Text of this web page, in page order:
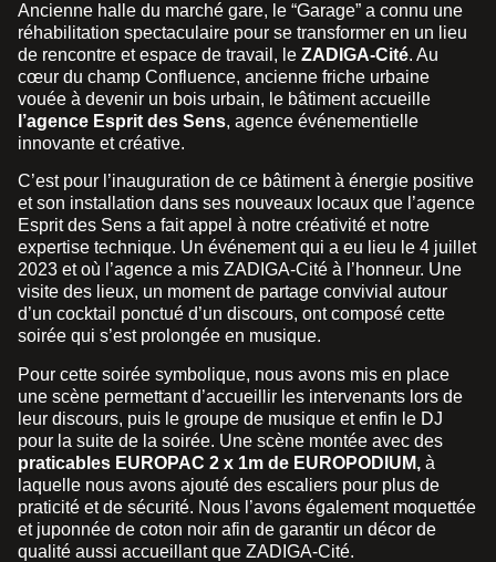
Ancienne halle du marché gare, le “Garage” a connu une
réhabilitation spectaculaire pour se transformer en un lieu
de rencontre et espace de travail, le ZADIGA-Cité. Au
cœur du champ Confluence, ancienne friche urbaine
vouée à devenir un bois urbain, le bâtiment accueille
l’agence Esprit des Sens, agence événementielle
innovante et créative.
C’est pour l’inauguration de ce bâtiment à énergie positive
et son installation dans ses nouveaux locaux que l’agence
Esprit des Sens a fait appel à notre créativité et notre
expertise technique. Un événement qui a eu lieu le 4 juillet
2023 et où l’agence a mis ZADIGA-Cité à l’honneur. Une
visite des lieux, un moment de partage convivial autour
d’un cocktail ponctué d’un discours, ont composé cette
soirée qui s’est prolongée en musique.
Pour cette soirée symbolique, nous avons mis en place
une scène permettant d’accueillir les intervenants lors de
leur discours, puis le groupe de musique et enfin le DJ
pour la suite de la soirée. Une scène montée avec des
praticables EUROPAC 2 x 1m de EUROPODIUM, à
laquelle nous avons ajouté des escaliers pour plus de
praticité et de sécurité. Nous l’avons également moquettée
et juponnée de coton noir afin de garantir un décor de
qualité aussi accueillant que ZADIGA-Cité.